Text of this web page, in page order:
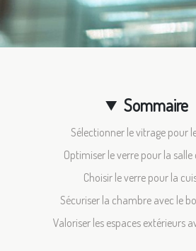
Sommaire
Sélectionner le vitrage pour
Optimiser le verre pour la salle
Choisir le verre pour la
Sécuriser la chambre avec le
Valoriser les espaces extérieurs